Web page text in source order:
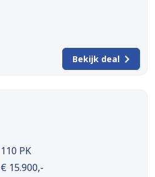
Bekijk deal
110 PK
€ 15.900,-